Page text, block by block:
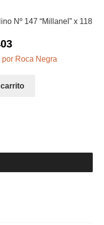
Nº 147 “Millanel” x 118
Roca Negra